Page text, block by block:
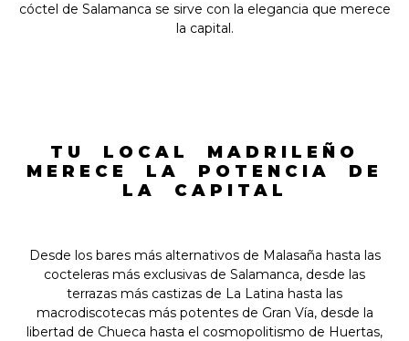
cóctel de Salamanca se sirve con la elegancia que merece
la capital.
TU LOCAL MADRILEÑO
MERECE LA POTENCIA DE
LA CAPITAL
Desde los bares más alternativos de Malasaña hasta las
cocteleras más exclusivas de Salamanca, desde las
terrazas más castizas de La Latina hasta las
macrodiscotecas más potentes de Gran Vía, desde la
libertad de Chueca hasta el cosmopolitismo de Huertas,